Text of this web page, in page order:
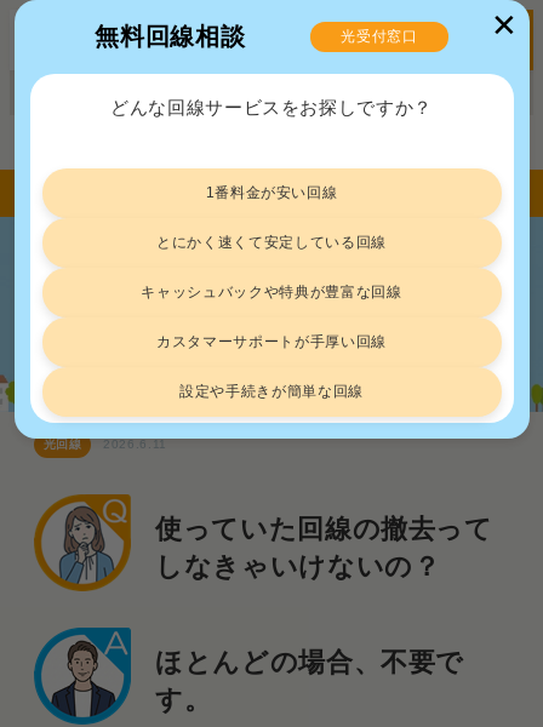
引っ越し時の光回線撤去工事は原則不
要！要否判断の基準と費用負担をなく
す解決策
光回線 2026.6.11
使っていた回線の撤去って
しなきゃいけないの？
ほとんどの場合、不要で
す。
✕
無料回線相談 光受付窓口
どんな回線サービスをお探しですか？
1番料金が安い回線
とにかく速くて安定している回線
キャッシュバックや特典が豊富な回線
カスタマーサポートが手厚い回線
設定や手続きが簡単な回線